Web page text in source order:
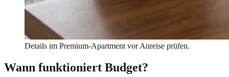
Details im Premium-Apartment vor Anreise prüfen.
Wann funktioniert Budget?